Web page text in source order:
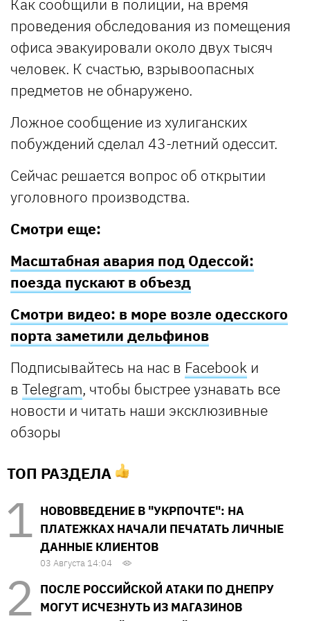
Как сообщили в полиции, на время
проведения обследования из помещения
офиса эвакуировали около двух тысяч
человек. К счастью, взрывоопасных
предметов не обнаружено.
Ложное сообщение из хулиганских
побуждений сделал 43-летний одессит.
Сейчас решается вопрос об открытии
уголовного производства.
Смотри еще:
Масштабная авария под Одессой:
поезда пускают в объезд
Смотри видео: в море возле одесского
порта заметили дельфинов
Подписывайтесь на нас в Facebook и
в Telegram, чтобы быстрее узнавать все
новости и читать наши эксклюзивные
обзоры
ТОП РАЗДЕЛА
НОВОВВЕДЕНИЕ В "УКРПОЧТЕ": НА
ПЛАТЕЖКАХ НАЧАЛИ ПЕЧАТАТЬ ЛИЧНЫЕ
ДАННЫЕ КЛИЕНТОВ
03 Августа 14:04
ПОСЛЕ РОССИЙСКОЙ АТАКИ ПО ДНЕПРУ
МОГУТ ИСЧЕЗНУТЬ ИЗ МАГАЗИНОВ